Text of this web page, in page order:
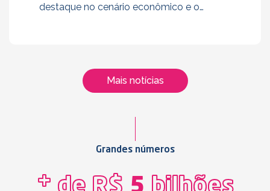
destaque no cenário econômico e o
Mais notícias
Grandes números
+